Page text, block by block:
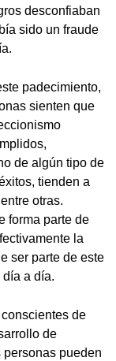
desconfiaban
sido un fraude
padecimiento,
sienten que
de algún tipo de
tienden a
otras.
forma parte de
la
ser parte de este
a día.
de
de
personas pueden